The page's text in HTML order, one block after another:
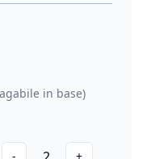
in base)